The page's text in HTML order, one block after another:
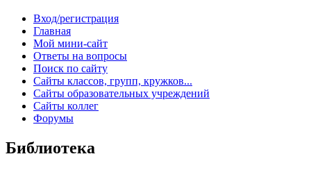
Вход/регистрация
Главная
Мой мини-сайт
Ответы на вопросы
Поиск по сайту
Сайты классов, групп, кружков...
Сайты образовательных учреждений
Сайты коллег
Форумы
Библиотека